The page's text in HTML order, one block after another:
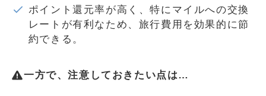
ポイント還元率が高く、特にマイルへの交換
レートが有利なため、旅行費用を効果的に節
約できる。
一方で、注意しておきたい点は…